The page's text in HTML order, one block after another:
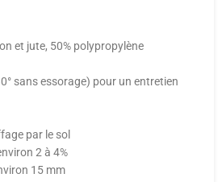
et jute, 50% polypropylène
sans essorage) pour un entretien
par le sol
2 à 4%
15 mm